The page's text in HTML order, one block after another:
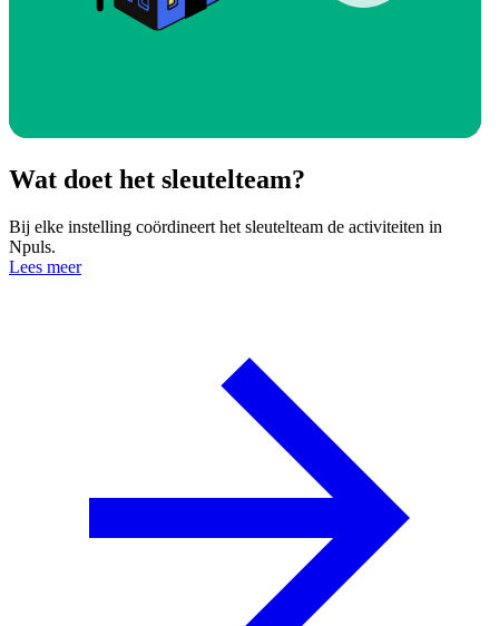
Wat doet het sleutelteam?
Bij elke instelling coördineert het sleutelteam de activiteiten in
Npuls.
Lees meer